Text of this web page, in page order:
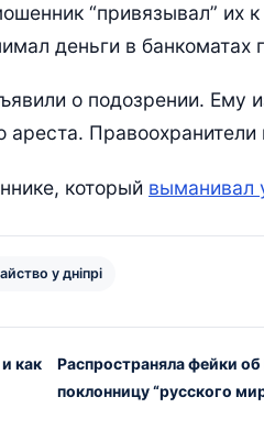
“привязывал” их
деньги в банкоматах
о подозрении. Ему
ареста.
который выманивал
у дніпрі
как
Распространяла фейки
поклонницу “русского